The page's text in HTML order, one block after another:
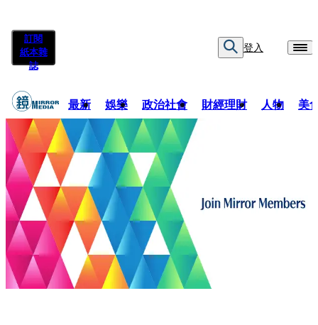
訂閱
紙本雜
誌
登入
最新 娛樂 政治社會 財經理財 人物 美